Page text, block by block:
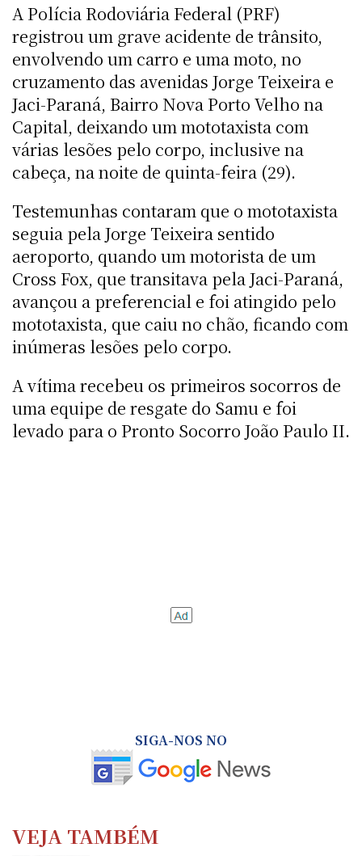
A Polícia Rodoviária Federal (PRF)
registrou um grave acidente de trânsito,
envolvendo um carro e uma moto, no
cruzamento das avenidas Jorge Teixeira e
Jaci-Paraná, Bairro Nova Porto Velho na
Capital, deixando um mototaxista com
várias lesões pelo corpo, inclusive na
cabeça, na noite de quinta-feira (29).
Testemunhas contaram que o mototaxista
seguia pela Jorge Teixeira sentido
aeroporto, quando um motorista de um
Cross Fox, que transitava pela Jaci-Paraná,
avançou a preferencial e foi atingido pelo
mototaxista, que caiu no chão, ficando com
inúmeras lesões pelo corpo.
A vítima recebeu os primeiros socorros de
uma equipe de resgate do Samu e foi
levado para o Pronto Socorro João Paulo II.
SIGA-NOS NO
VEJA TAMBÉM